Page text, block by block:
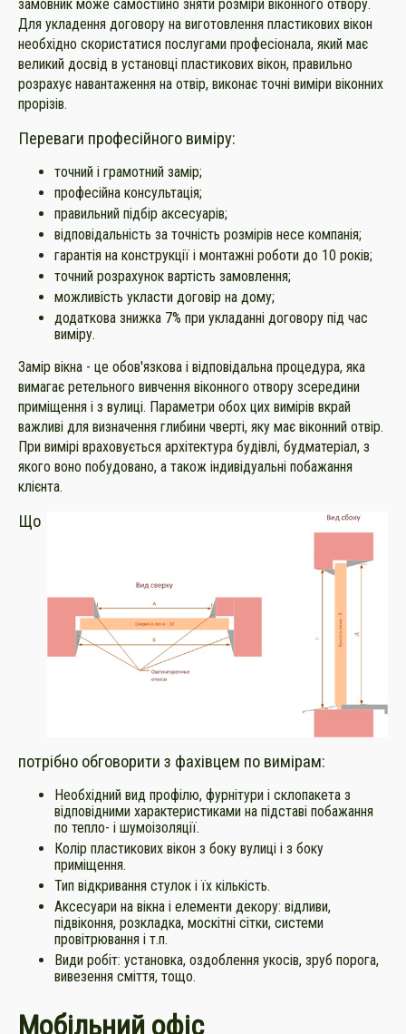
замовник може самостійно зняти розміри віконного отвору.
Для укладення договору на виготовлення пластикових вікон
необхідно скористатися послугами професіонала, який має
великий досвід в установці пластикових вікон, правильно
розрахує навантаження на отвір, виконає точні виміри віконних
прорізів.
Переваги професійного виміру:
точний і грамотний замір;
професійна консультація;
правильний підбір аксесуарів;
відповідальність за точність розмірів несе компанія;
гарантія на конструкції і монтажні роботи до 10 років;
точний розрахунок вартість замовлення;
можливість укласти договір на дому;
додаткова знижка 7% при укладанні договору під час
виміру.
Замір вікна - це обов'язкова і відповідальна процедура, яка
вимагає ретельного вивчення віконного отвору зсередини
приміщення і з вулиці. Параметри обох цих вимірів вкрай
важливі для визначення глибини чверті, яку має віконний отвір.
При вимірі враховується архітектура будівлі, будматеріал, з
якого воно побудовано, а також індивідуальні побажання
клієнта.
Що
потрібно обговорити з фахівцем по вимірам:
Необхідний вид профілю, фурнітури і склопакета з
відповідними характеристиками на підставі побажання
по тепло- і шумоізоляції.
Колір пластикових вікон з боку вулиці і з боку
приміщення.
Тип відкривання стулок і їх кількість.
Аксесуари на вікна і елементи декору: відливи,
підвіконня, розкладка, москітні сітки, системи
провітрювання і т.п.
Види робіт: установка, оздоблення укосів, зруб порога,
вивезення сміття, тощо.
Мобільний офіс